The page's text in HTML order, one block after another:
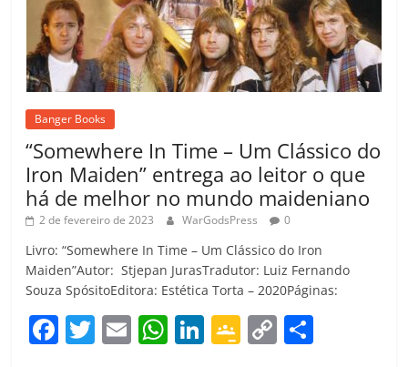
Banger Books
“Somewhere In Time – Um Clássico do
Iron Maiden” entrega ao leitor o que
há de melhor no mundo maideniano
2 de fevereiro de 2023 WarGodsPress 0
Livro: “Somewhere In Time – Um Clássico do Iron
Maiden”Autor: Stjepan JurasTradutor: Luiz Fernando
Souza SpósitoEditora: Estética Torta – 2020Páginas:
F T E W Li G C